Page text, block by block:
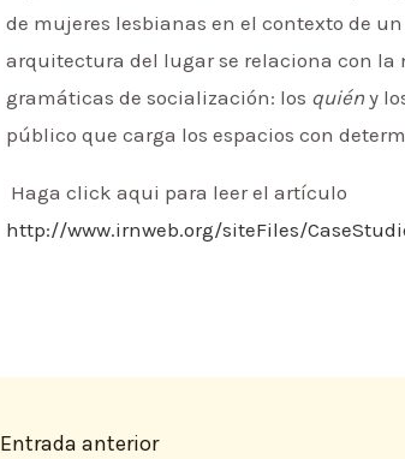
de mujeres lesbianas en el contexto de
arquitectura del lugar se relaciona con la
gramáticas de socialización: los quién y
público que carga los espacios con
Haga click aqui para leer el artículo
http://www.irnweb.org/siteFiles/
Entrada anterior